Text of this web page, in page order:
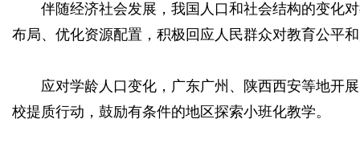
伴随经济社会发展，我国人口和社会结构的变化
布局、优化资源配置，积极回应人民群众对教育公平
应对学龄人口变化，广东广州、陕西西安等地开
校提质行动，鼓励有条件的地区探索小班化教学。